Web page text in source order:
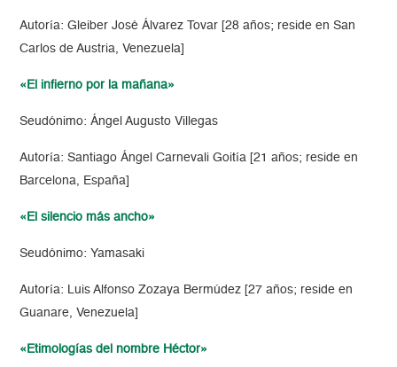
Autoría: Gleiber José Álvarez Tovar [28 años; reside en San
Carlos de Austria, Venezuela]
«El infierno por la mañana»
Seudónimo: Ángel Augusto Villegas
Autoría: Santiago Ángel Carnevali Goitía [21 años; reside en
Barcelona, España]
«El silencio más ancho»
Seudónimo: Yamasaki
Autoría: Luis Alfonso Zozaya Bermúdez [27 años; reside en
Guanare, Venezuela]
«Etimologías del nombre Héctor»